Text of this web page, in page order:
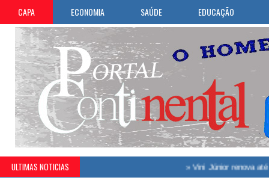
CAPA ECONOMIA SAÚDE EDUCAÇÃO
ULTIMAS NOTICIAS Vini Júnior renova até 2032